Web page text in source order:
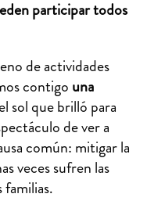
participar todos
de actividades
contigo una
sol que brilló para
de ver a
común: mitigar la
veces sufren las
familias.